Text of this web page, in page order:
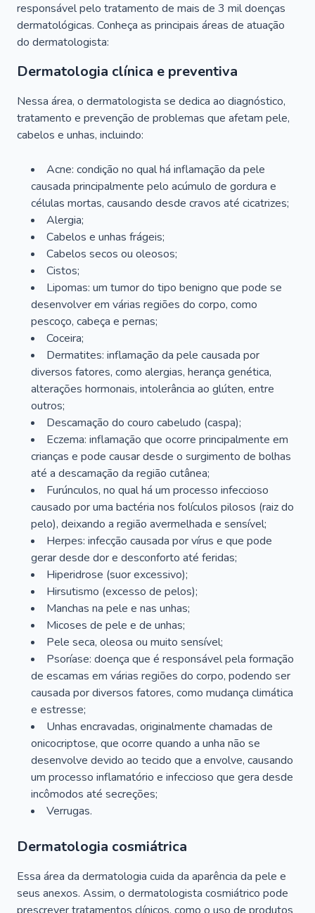
responsável pelo tratamento de mais de 3 mil doenças
dermatológicas. Conheça as principais áreas de atuação
do dermatologista:
Dermatologia clínica e preventiva
Nessa área, o dermatologista se dedica ao diagnóstico,
tratamento e prevenção de problemas que afetam pele,
cabelos e unhas, incluindo:
Acne: condição no qual há inflamação da pele
causada principalmente pelo acúmulo de gordura e
células mortas, causando desde cravos até cicatrizes;
Alergia;
Cabelos e unhas frágeis;
Cabelos secos ou oleosos;
Cistos;
Lipomas: um tumor do tipo benigno que pode se
desenvolver em várias regiões do corpo, como
pescoço, cabeça e pernas;
Coceira;
Dermatites: inflamação da pele causada por
diversos fatores, como alergias, herança genética,
alterações hormonais, intolerância ao glúten, entre
outros;
Descamação do couro cabeludo (caspa);
Eczema: inflamação que ocorre principalmente em
crianças e pode causar desde o surgimento de bolhas
até a descamação da região cutânea;
Furúnculos, no qual há um processo infeccioso
causado por uma bactéria nos folículos pilosos (raiz do
pelo), deixando a região avermelhada e sensível;
Herpes: infecção causada por vírus e que pode
gerar desde dor e desconforto até feridas;
Hiperidrose (suor excessivo);
Hirsutismo (excesso de pelos);
Manchas na pele e nas unhas;
Micoses de pele e de unhas;
Pele seca, oleosa ou muito sensível;
Psoríase: doença que é responsável pela formação
de escamas em várias regiões do corpo, podendo ser
causada por diversos fatores, como mudança climática
e estresse;
Unhas encravadas, originalmente chamadas de
onicocriptose, que ocorre quando a unha não se
desenvolve devido ao tecido que a envolve, causando
um processo inflamatório e infeccioso que gera desde
incômodos até secreções;
Verrugas.
Dermatologia cosmiátrica
Essa área da dermatologia cuida da aparência da pele e
seus anexos. Assim, o dermatologista cosmiátrico pode